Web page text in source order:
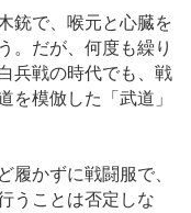
銃で、喉元と心臓を
。だが、何度も繰り
兵戦の時代でも、戦
を模倣した「武道」
かずに戦闘服で、
うことは否定しな